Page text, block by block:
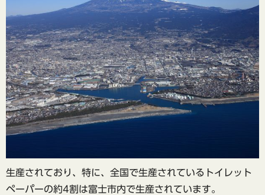
生産されており、特に、全国で生産されているトイレット
ペーパーの約4割は富士市内で生産されています。